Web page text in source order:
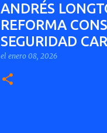
ANDRÉS
REFORMA
SEGURIDAD
el enero 08, 2026